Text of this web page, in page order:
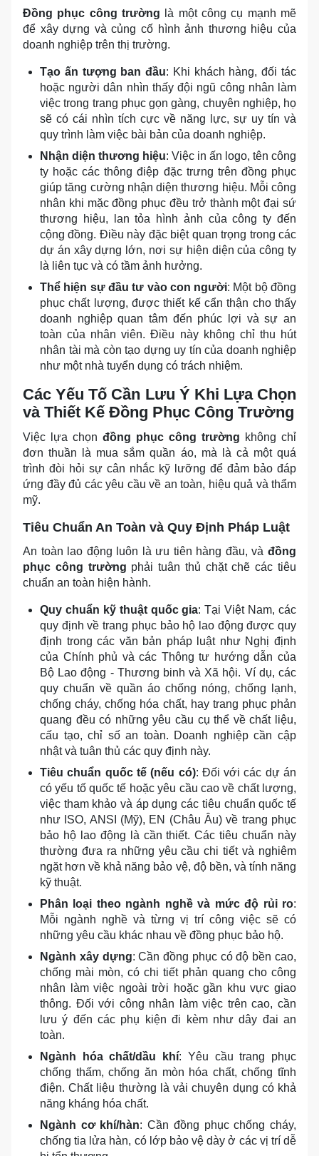
Đồng phục công trường là một công cụ mạnh mẽ
để xây dựng và củng cố hình ảnh thương hiệu của
doanh nghiệp trên thị trường.
Tạo ấn tượng ban đầu: Khi khách hàng, đối tác
hoặc người dân nhìn thấy đội ngũ công nhân làm
việc trong trang phục gọn gàng, chuyên nghiệp, họ
sẽ có cái nhìn tích cực về năng lực, sự uy tín và
quy trình làm việc bài bản của doanh nghiệp.
Nhận diện thương hiệu: Việc in ấn logo, tên công
ty hoặc các thông điệp đặc trưng trên đồng phục
giúp tăng cường nhận diện thương hiệu. Mỗi công
nhân khi mặc đồng phục đều trở thành một đại sứ
thương hiệu, lan tỏa hình ảnh của công ty đến
cộng đồng. Điều này đặc biệt quan trọng trong các
dự án xây dựng lớn, nơi sự hiện diện của công ty
là liên tục và có tầm ảnh hưởng.
Thể hiện sự đầu tư vào con người: Một bộ đồng
phục chất lượng, được thiết kế cẩn thận cho thấy
doanh nghiệp quan tâm đến phúc lợi và sự an
toàn của nhân viên. Điều này không chỉ thu hút
nhân tài mà còn tạo dựng uy tín của doanh nghiệp
như một nhà tuyển dụng có trách nhiệm.
Các Yếu Tố Cần Lưu Ý Khi Lựa Chọn
và Thiết Kế Đồng Phục Công Trường
Việc lựa chọn đồng phục công trường không chỉ
đơn thuần là mua sắm quần áo, mà là cả một quá
trình đòi hỏi sự cân nhắc kỹ lưỡng để đảm bảo đáp
ứng đầy đủ các yêu cầu về an toàn, hiệu quả và thẩm
mỹ.
Tiêu Chuẩn An Toàn và Quy Định Pháp Luật
An toàn lao động luôn là ưu tiên hàng đầu, và đồng
phục công trường phải tuân thủ chặt chẽ các tiêu
chuẩn an toàn hiện hành.
Quy chuẩn kỹ thuật quốc gia: Tại Việt Nam, các
quy định về trang phục bảo hộ lao động được quy
định trong các văn bản pháp luật như Nghị định
của Chính phủ và các Thông tư hướng dẫn của
Bộ Lao động - Thương binh và Xã hội. Ví dụ, các
quy chuẩn về quần áo chống nóng, chống lạnh,
chống cháy, chống hóa chất, hay trang phục phản
quang đều có những yêu cầu cụ thể về chất liệu,
cấu tạo, chỉ số an toàn. Doanh nghiệp cần cập
nhật và tuân thủ các quy định này.
Tiêu chuẩn quốc tế (nếu có): Đối với các dự án
có yếu tố quốc tế hoặc yêu cầu cao về chất lượng,
việc tham khảo và áp dụng các tiêu chuẩn quốc tế
như ISO, ANSI (Mỹ), EN (Châu Âu) về trang phục
bảo hộ lao động là cần thiết. Các tiêu chuẩn này
thường đưa ra những yêu cầu chi tiết và nghiêm
ngặt hơn về khả năng bảo vệ, độ bền, và tính năng
kỹ thuật.
Phân loại theo ngành nghề và mức độ rủi ro:
Mỗi ngành nghề và từng vị trí công việc sẽ có
những yêu cầu khác nhau về đồng phục bảo hộ.
Ngành xây dựng: Cần đồng phục có độ bền cao,
chống mài mòn, có chi tiết phản quang cho công
nhân làm việc ngoài trời hoặc gần khu vực giao
thông. Đối với công nhân làm việc trên cao, cần
lưu ý đến các phụ kiện đi kèm như dây đai an
toàn.
Ngành hóa chất/dầu khí: Yêu cầu trang phục
chống thấm, chống ăn mòn hóa chất, chống tĩnh
điện. Chất liệu thường là vải chuyên dụng có khả
năng kháng hóa chất.
Ngành cơ khí/hàn: Cần đồng phục chống cháy,
chống tia lửa hàn, có lớp bảo vệ dày ở các vị trí dễ